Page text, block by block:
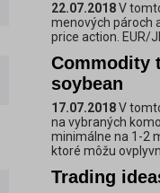
22.07.2018V
menových pároch
price action. EUR/
Commodity
soybean
17.07.2018V
na vybraných
minimálne na 1-2
ktoré môžu
Trading